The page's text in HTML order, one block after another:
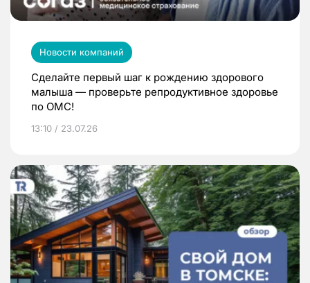
Новости компаний
Сделайте первый шаг к рождению здорового
малыша — проверьте репродуктивное здоровье
по ОМС!
13:10 / 23.07.26